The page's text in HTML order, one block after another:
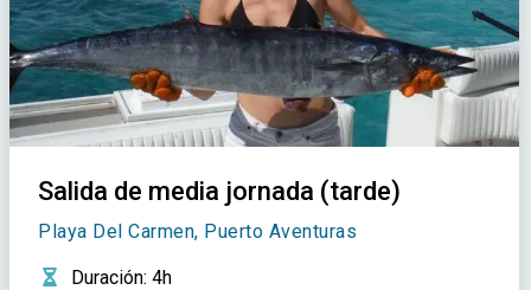
Salida de media jornada (tarde)
Playa Del Carmen, Puerto Aventuras
Duración: 4h